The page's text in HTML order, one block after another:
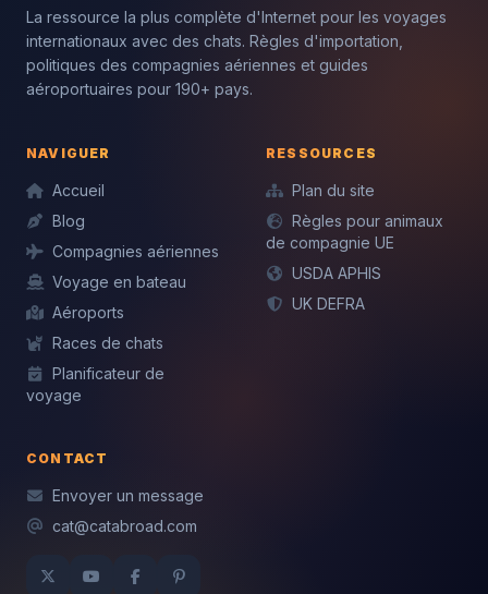
La ressource la plus complète d'Internet pour les voyages
internationaux avec des chats. Règles d'importation,
politiques des compagnies aériennes et guides
aéroportuaires pour 190+ pays.
NAVIGUER
Accueil
Blog
Compagnies aériennes
Voyage en bateau
Aéroports
Races de chats
Planificateur de
voyage
RESSOURCES
Plan du site
Règles pour animaux
de compagnie UE
USDA APHIS
UK DEFRA
CONTACT
Envoyer un message
cat@catabroad.com